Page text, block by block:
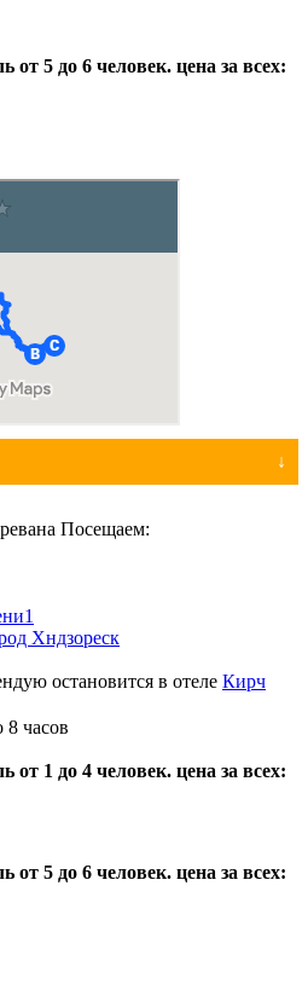
Посещаем:
Хндзореск
остановится в отеле Кирч
8 часов